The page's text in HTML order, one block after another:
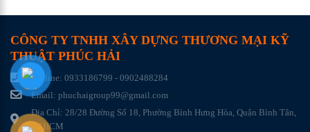
CÔNG TY TNHH XÂY DỰNG THƯƠNG MẠI KỸ
THUẬT PHÚC HẢI
Hotline: 0933186799 - 0902488284
Email: phuchaigroup99@gmail.com
Địa Chỉ: 28/28 Đường Số 18, Phường Bình Hưng Hòa, Quận Bình Tân,
TP.HCM